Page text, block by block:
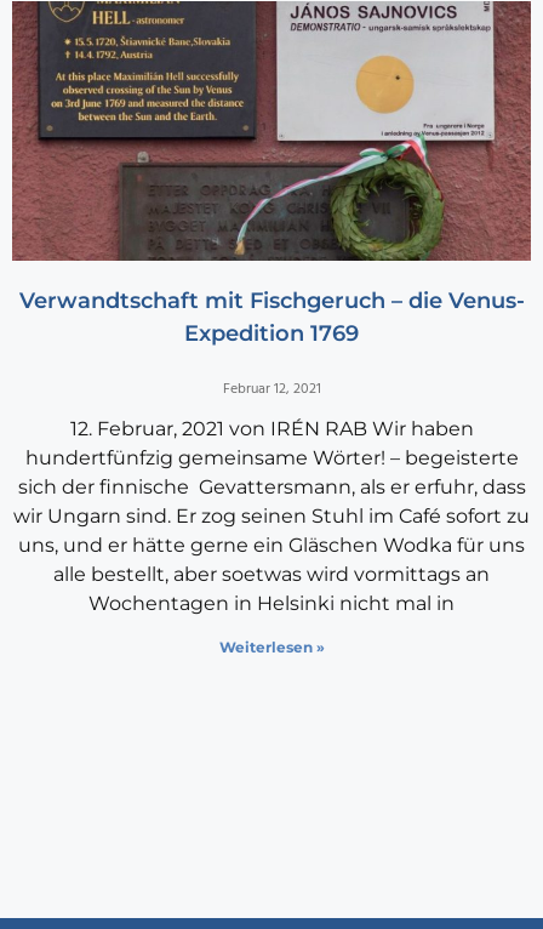
Verwandtschaft mit Fischgeruch – die Venus-
Expedition 1769
Februar 12, 2021
12. Februar, 2021 von IRÉN RAB Wir haben
hundertfünfzig gemeinsame Wörter! – begeisterte
sich der finnische Gevattersmann, als er erfuhr, dass
wir Ungarn sind. Er zog seinen Stuhl im Café sofort zu
uns, und er hätte gerne ein Gläschen Wodka für uns
alle bestellt, aber soetwas wird vormittags an
Wochentagen in Helsinki nicht mal in
Weiterlesen »